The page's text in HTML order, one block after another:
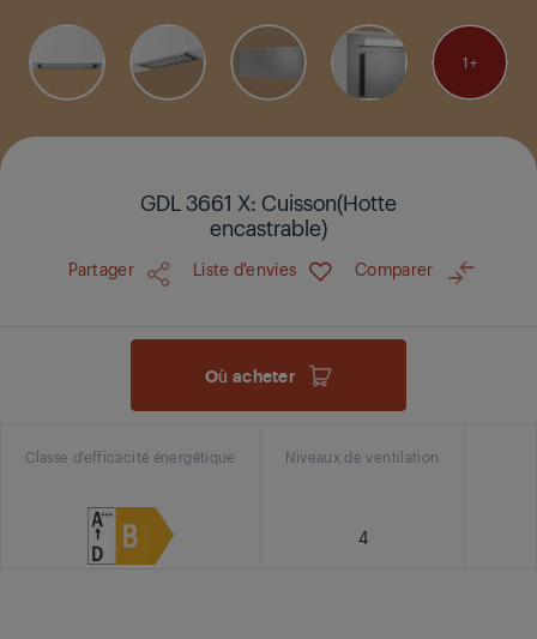
1
GDL 3661 X: Cuisson(Hotte
encastrable)
Partager Liste d'envies Comparer
Où acheter
Classe d'efficacité énergétique Niveaux de ventilation
4